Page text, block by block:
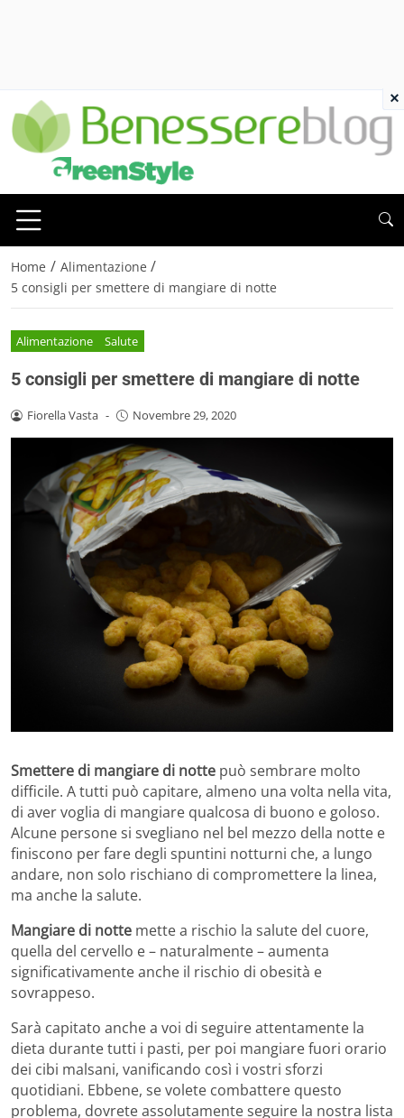
Home / Alimentazione /
5 consigli per smettere di mangiare di notte
Alimentazione Salute
5 consigli per smettere di mangiare di notte
Fiorella Vasta - Novembre 29, 2020
Smettere di mangiare di notte può sembrare molto
difficile. A tutti può capitare, almeno una volta nella vita,
di aver voglia di mangiare qualcosa di buono e goloso.
Alcune persone si svegliano nel bel mezzo della notte e
finiscono per fare degli spuntini notturni che, a lungo
andare, non solo rischiano di compromettere la linea,
ma anche la salute.
Mangiare di notte mette a rischio la salute del cuore,
quella del cervello e – naturalmente – aumenta
significativamente anche il rischio di obesità e
sovrappeso.
Sarà capitato anche a voi di seguire attentamente la
dieta durante tutti i pasti, per poi mangiare fuori orario
dei cibi malsani, vanificando così i vostri sforzi
quotidiani. Ebbene, se volete combattere questo
problema, dovrete assolutamente seguire la nostra lista
×